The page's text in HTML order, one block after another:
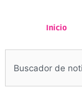
Inicio